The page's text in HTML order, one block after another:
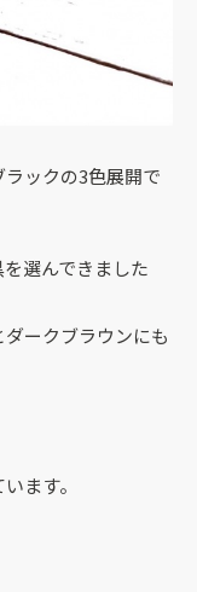
ックの3色展開で
選んできました
ークブラウンにも
ます。